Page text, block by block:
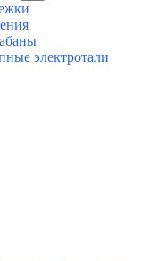
электротали